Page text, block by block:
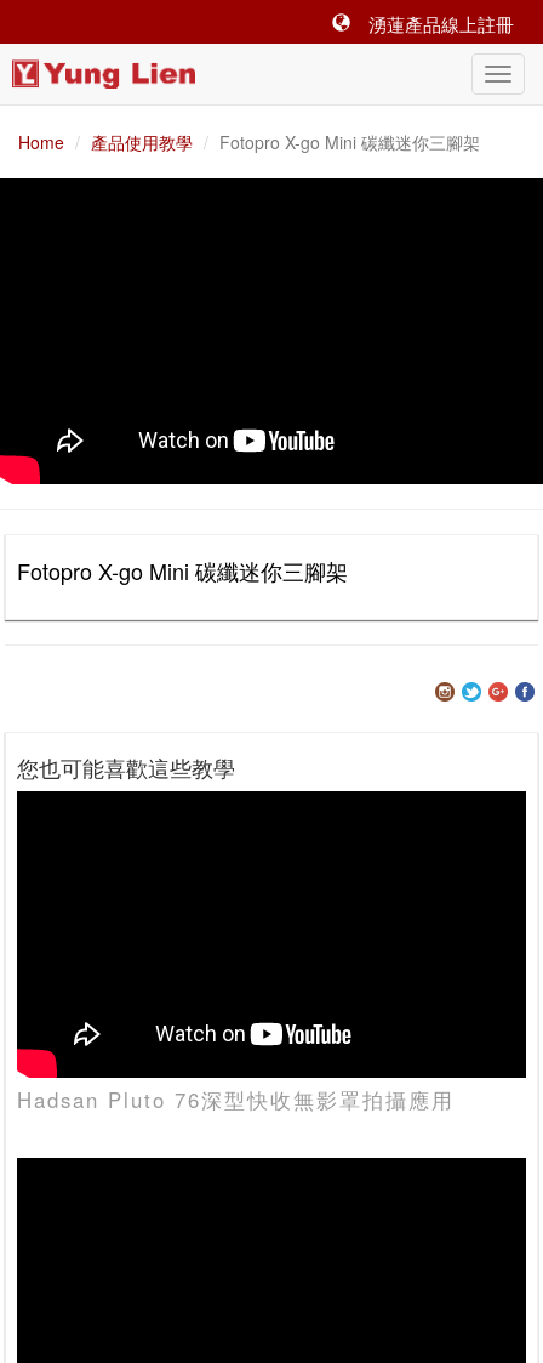
湧蓮產品線上註冊
Home 產品使用教學 Fotopro X-go Mini 碳纖迷你三腳架
Fotopro X-go Mini 碳纖迷你三腳架
您也可能喜歡這些教學
Hadsan Pluto 76深型快收無影罩拍攝應用